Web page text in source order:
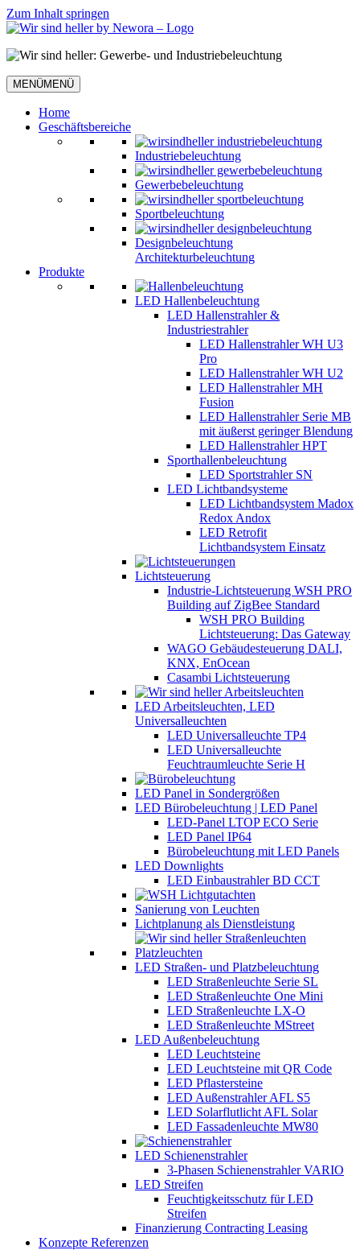
Zum Inhalt springen
MENÜMENÜ
Home
Geschäftsbereiche
Industriebeleuchtung
Gewerbebeleuchtung
Sportbeleuchtung
Designbeleuchtung
Architekturbeleuchtung
Produkte
LED Hallenbeleuchtung
LED Hallenstrahler &
Industriestrahler
LED Hallenstrahler WH U3
Pro
LED Hallenstrahler WH U2
LED Hallenstrahler MH
Fusion
LED Hallenstrahler Serie MB
mit äußerst geringer Blendung
LED Hallenstrahler HPT
Sporthallenbeleuchtung
LED Sportstrahler SN
LED Lichtbandsysteme
LED Lichtbandsystem Madox
Redox Andox
LED Retrofit
Lichtbandsystem Einsatz
Lichtsteuerung
Industrie-Lichtsteuerung WSH PRO
Building auf ZigBee Standard
WSH PRO Building
Lichtsteuerung: Das Gateway
WAGO Gebäudesteuerung DALI,
KNX, EnOcean
Casambi Lichtsteuerung
LED Arbeitsleuchten, LED
Universalleuchten
LED Universalleuchte TP4
LED Universalleuchte
Feuchtraumleuchte Serie H
LED Panel in Sondergrößen
LED Bürobeleuchtung | LED Panel
LED-Panel LTOP ECO Serie
LED Panel IP64
Bürobeleuchtung mit LED Panels
LED Downlights
LED Einbaustrahler BD CCT
Sanierung von Leuchten
Lichtplanung als Dienstleistung
LED Straßen- und Platzbeleuchtung
LED Straßenleuchte Serie SL
LED Straßenleuchte One Mini
LED Straßenleuchte LX-O
LED Straßenleuchte MStreet
LED Außenbeleuchtung
LED Leuchtsteine
LED Leuchtsteine mit QR Code
LED Pflastersteine
LED Außenstrahler AFL S5
LED Solarflutlicht AFL Solar
LED Fassadenleuchte MW80
LED Schienenstrahler
3-Phasen Schienenstrahler VARIO
LED Streifen
Feuchtigkeitsschutz für LED
Streifen
Finanzierung Contracting Leasing
Konzepte Referenzen